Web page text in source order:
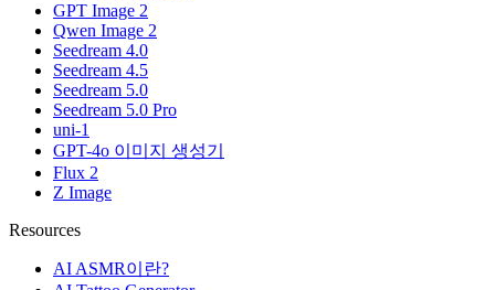
GPT Image 2
Qwen Image 2
Seedream 4.0
Seedream 4.5
Seedream 5.0
Seedream 5.0 Pro
uni-1
GPT-4o 이미지 생성기
Flux 2
Z Image
Resources
AI ASMR이란?